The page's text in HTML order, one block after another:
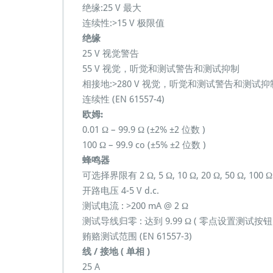
绝缘:25 V 最大
连续性:>15 V 极限值
绝缘
25 V 视觉警告
55 V 视觉，听觉和测试警告和测试抑制
相接地:>280 V 视觉，听觉和测试警告和测试抑
连续性 (EN 61557-4)
欧姆:
0.01 Ω – 99.9 Ω (±2% ±2 位数 )
100 Ω – 99.9 co (±5% ±2 位数 )
蜂鸣器
可选择界限有 2 Ω, 5 Ω, 10 Ω, 20 Ω, 50 Ω, 100 Ω
开路电压 4-5 V d.c.
测试电流 : >200 mA @ 2 Ω
测试导线归零 : 达到 9.99 Ω ( 零点设置测试按
贿赂测试范围 (EN 61557-3)
线 / 接地 ( 单相 )
25 A